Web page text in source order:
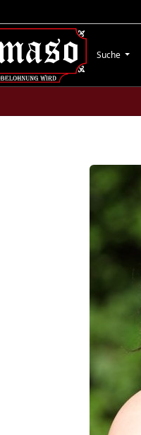
Suche